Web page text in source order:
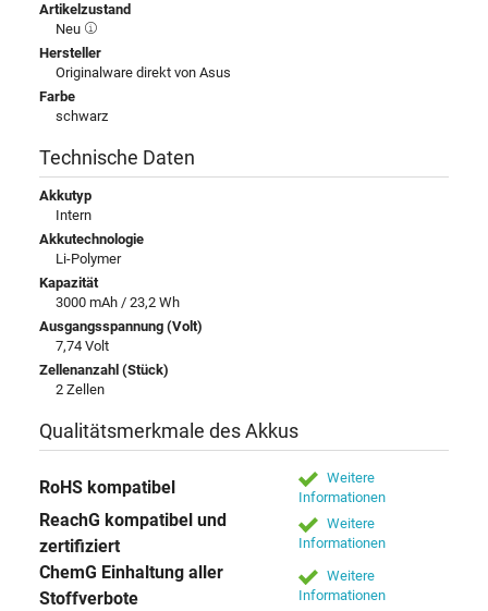
Artikelzustand
Neu
Hersteller
Originalware direkt von Asus
Farbe
schwarz
Technische Daten
Akkutyp
Intern
Akkutechnologie
Li-Polymer
Kapazität
3000 mAh / 23,2 Wh
Ausgangsspannung (Volt)
7,74 Volt
Zellenanzahl (Stück)
2 Zellen
Qualitätsmerkmale des Akkus
RoHS kompatibel
Weitere
Informationen
ReachG kompatibel und
zertifiziert
Weitere
Informationen
ChemG Einhaltung aller
Stoffverbote
Weitere
Informationen